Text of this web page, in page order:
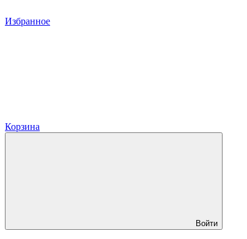
Избранное
Корзина
Войти